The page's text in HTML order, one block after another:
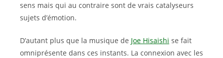
sens mais qui au contraire sont de vrais catalyseurs
sujets d’émotion.
D’autant plus que la musique de Joe Hisaishi se fait
omniprésente dans ces instants. La connexion avec les